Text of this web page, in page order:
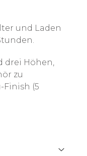
und Laden
drei Höhen,
zu
Finish (5